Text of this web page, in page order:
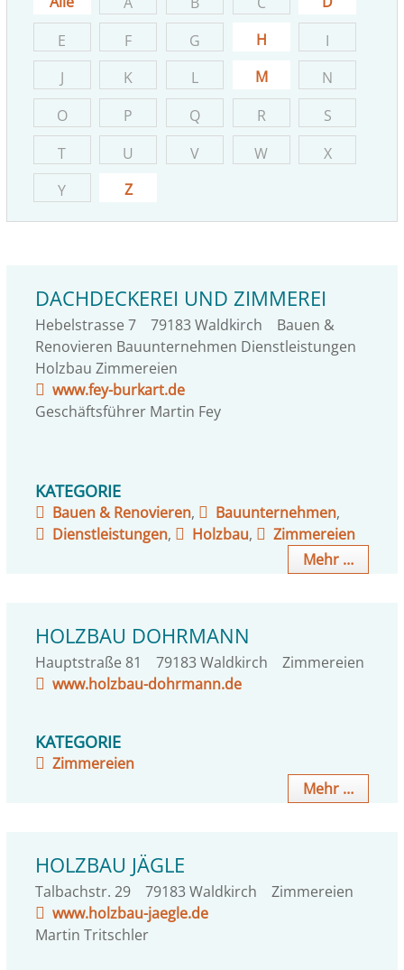
E
F G H
I
J
K L M
N
O
P Q R
S
T
U V W
X
Y
Z
DACHDECKEREI UND ZIMMEREI
Hebelstrasse 7 79183Waldkirch
Bauen &
Renovieren Bauunternehmen Dienstleistungen
Holzbau Zimmereien
www.fey-burkart.de
Geschäftsführer Martin Fey
KATEGORIE
Bauen & Renovieren, Bauunternehmen,
Dienstleistungen, Holzbau,
Zimmereien
Mehr …
HOLZBAU DOHRMANN
Hauptstraße 81 79183Waldkirch
Zimmereien
www.holzbau-dohrmann.de
KATEGORIE
Zimmereien
Mehr …
HOLZBAU JÄGLE
Talbachstr. 29 79183Waldkirch
Zimmereien
www.holzbau-jaegle.de
Martin Tritschler